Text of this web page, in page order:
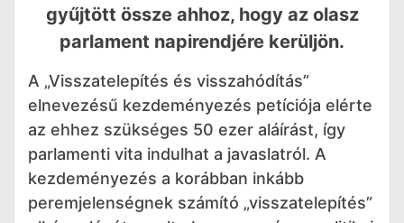
gyűjtött össze ahhoz, hogy az olasz
parlament napirendjére kerüljön.
A „Visszatelepítés és visszahódítás”
elnevezésű kezdeményezés petíciója elérte
az ehhez szükséges 50 ezer aláírást, így
parlamenti vita indulhat a javaslatról. A
kezdeményezés a korábban inkább
peremjelenségnek számító „visszatelepítés”